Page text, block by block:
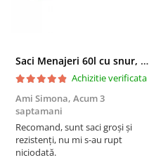
Saci Menajeri 60l cu snur, Roz, 10buc/rola
Achizitie verificata
Ami Simona, Acum 3
saptamani
Recomand, sunt saci groși și
rezistenți, nu mi s-au rupt
niciodată.